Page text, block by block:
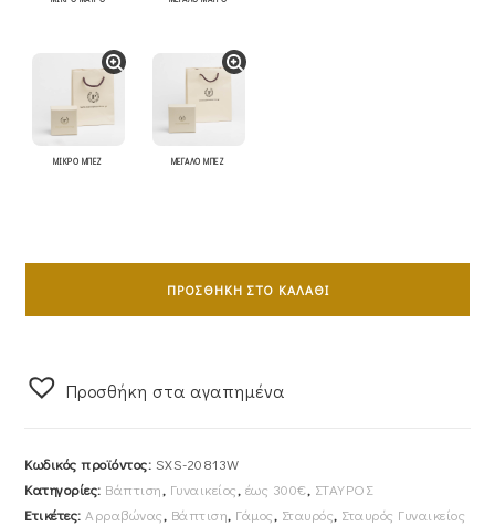
ΜΙΚΡΟ ΜΠΕΖ ΜΕΓΑΛΟ ΜΠΕΖ
Με
Λευκόχρυσος
Πέτρες
Ζιργκον
ΠΡΟΣΘΉΚΗ ΣΤΟ ΚΑΛΆΘΙ
Προσθήκη στα αγαπημένα
Κωδικός προϊόντος: SXS-20813W
Κατηγορίες: Βάπτιση, Γυναικείος, έως 300€, ΣΤΑΥΡΟΣ
Ετικέτες: Αρραβώνας, Βάπτιση, Γάμος, Σταυρός, Σταυρός Γυναικείος